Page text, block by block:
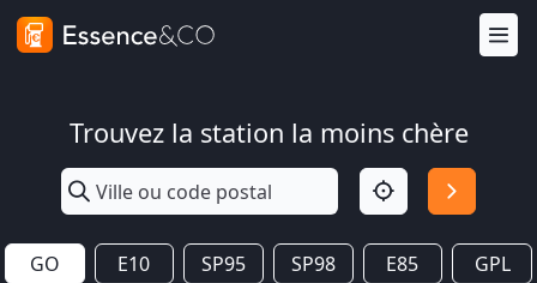
Trouvez la station la moins chère
GO E10 SP95 SP98 E85 GPL